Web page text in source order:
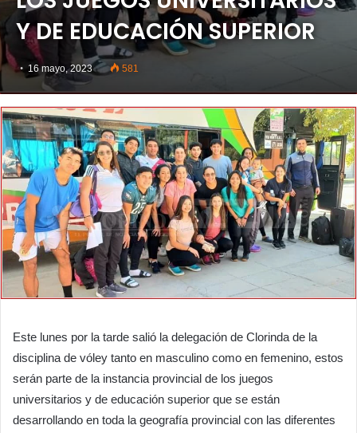
Y DE EDUCACIÓN SUPERIOR
16 mayo, 2023 581
Este lunes por la tarde salió la delegación de Clorinda de la
disciplina de vóley tanto en masculino como en femenino, estos
serán parte de la instancia provincial de los juegos
universitarios y de educación superior que se están
desarrollando en toda la geografía provincial con las diferentes